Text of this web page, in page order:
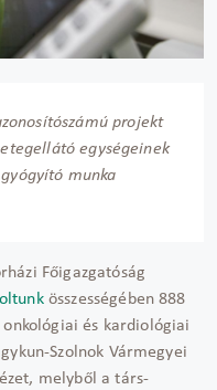
projekt
egységeinek
munka
Főigazgatóság
összességében 888
és kardiológiai
Szolnok Vármegyei
melyből a társ-